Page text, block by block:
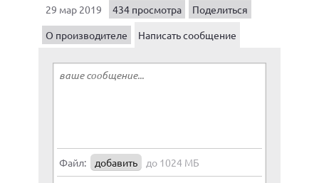
29 мар 2019
434 просмотра
Поделиться
О производителе
Написать сообщение
Файл: добавить до 1024 МБ